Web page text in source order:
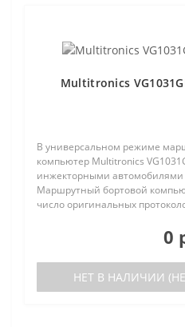
Multitronics
В универсальном режиме
компьютер Multitronics
инжекторными
Маршрутный бортовой
число оригинальных
0
НЕТ В НАЛИЧИИ